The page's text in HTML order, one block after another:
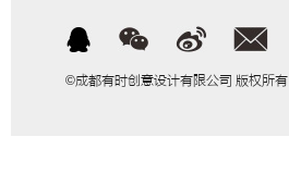
©成都有时创意设计有限公司 版权所有